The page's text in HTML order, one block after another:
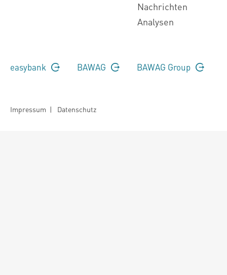
Nachrichten
Analysen
easybank BAWAG BAWAG Group
Impressum | Datenschutz